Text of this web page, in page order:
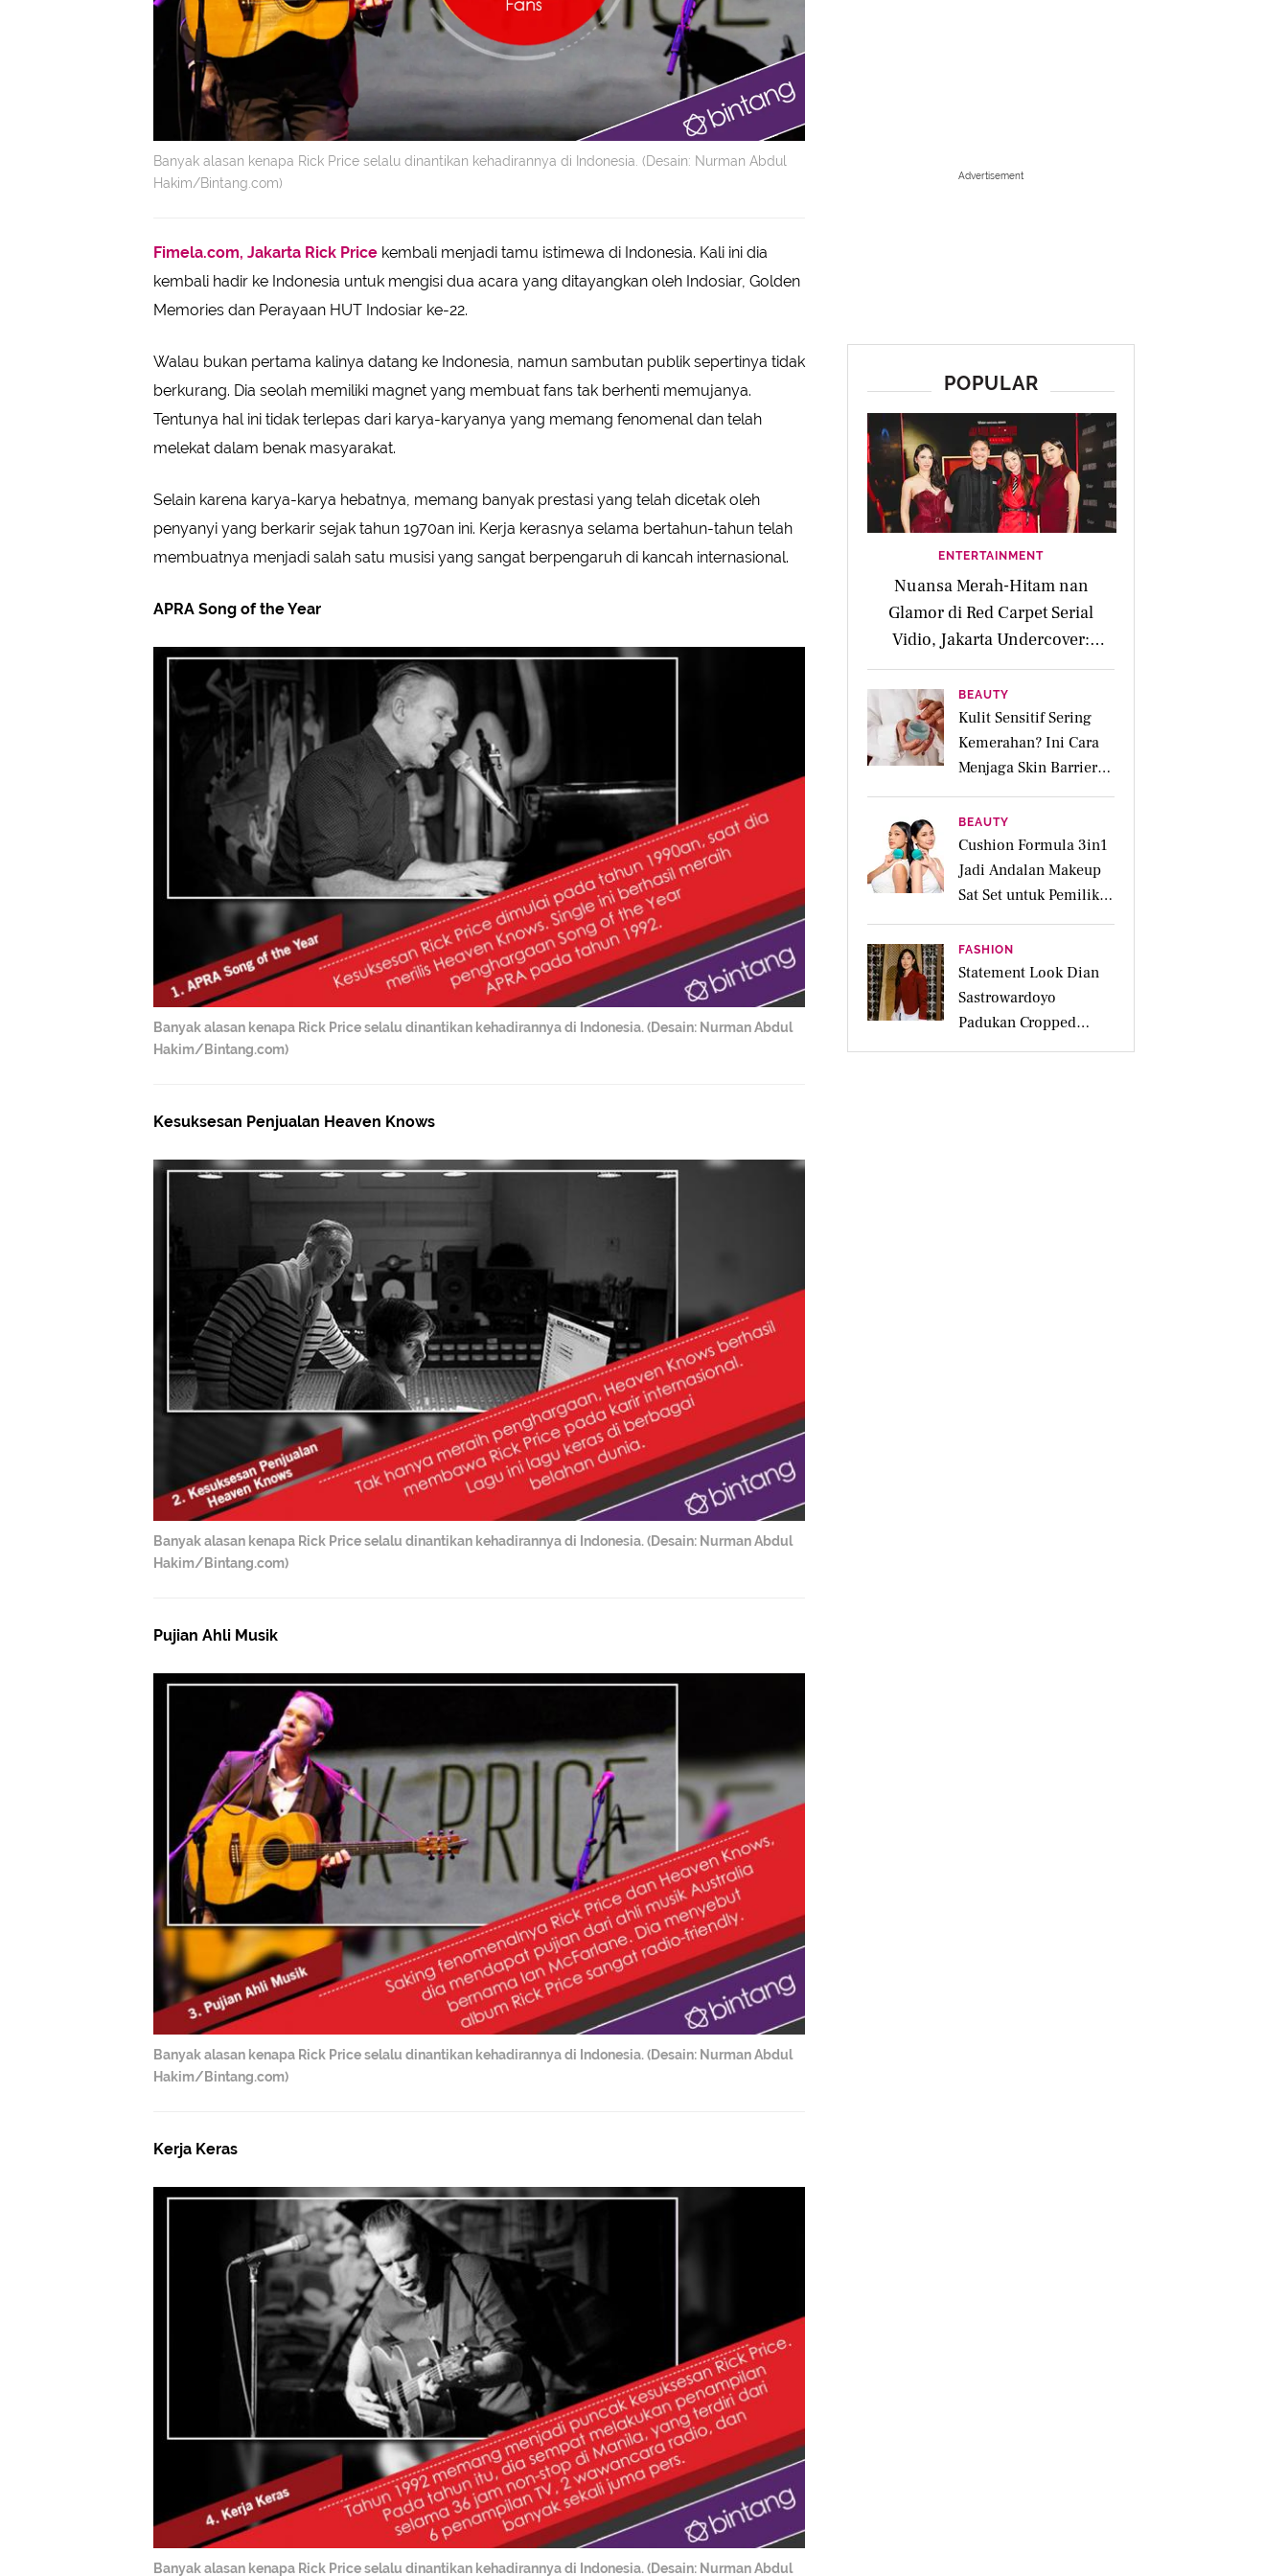
Banyak alasan kenapa Rick Price selalu dinantikan kehadirannya di Indonesia. (Desain: Nurman Abdul
Hakim/Bintang.com)
Fimela.com, Jakarta Rick Price kembali menjadi tamu istimewa di Indonesia. Kali ini dia
kembali hadir ke Indonesia untuk mengisi dua acara yang ditayangkan oleh Indosiar, Golden
Memories dan Perayaan HUT Indosiar ke-22.
Walau bukan pertama kalinya datang ke Indonesia, namun sambutan publik sepertinya tidak
berkurang. Dia seolah memiliki magnet yang membuat fans tak berhenti memujanya.
Tentunya hal ini tidak terlepas dari karya-karyanya yang memang fenomenal dan telah
melekat dalam benak masyarakat.
Selain karena karya-karya hebatnya, memang banyak prestasi yang telah dicetak oleh
penyanyi yang berkarir sejak tahun 1970an ini. Kerja kerasnya selama bertahun-tahun telah
membuatnya menjadi salah satu musisi yang sangat berpengaruh di kancah internasional.
APRA Song of the Year
Banyak alasan kenapa Rick Price selalu dinantikan kehadirannya di Indonesia. (Desain: Nurman Abdul
Hakim/Bintang.com)
Kesuksesan Penjualan Heaven Knows
Banyak alasan kenapa Rick Price selalu dinantikan kehadirannya di Indonesia. (Desain: Nurman Abdul
Hakim/Bintang.com)
Pujian Ahli Musik
Banyak alasan kenapa Rick Price selalu dinantikan kehadirannya di Indonesia. (Desain: Nurman Abdul
Hakim/Bintang.com)
Kerja Keras
Banyak alasan kenapa Rick Price selalu dinantikan kehadirannya di Indonesia. (Desain: Nurman Abdul
Advertisement
POPULAR
ENTERTAINMENT
Nuansa Merah-Hitam nan
Glamor di Red Carpet Serial
Vidio, Jakarta Undercover:
Members Only
BEAUTY
Kulit Sensitif Sering
Kemerahan? Ini Cara
Menjaga Skin Barrier
agar Tetap Tenang
BEAUTY
Cushion Formula 3in1
Jadi Andalan Makeup
Sat Set untuk Pemilik
Kulit Acne Prone
FASHION
Statement Look Dian
Sastrowardoyo
Padukan Cropped
Beskap dan Ripped